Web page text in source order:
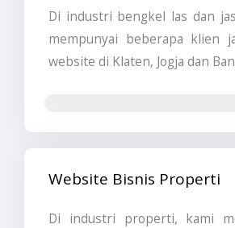
Di industri bengkel las dan
mempunyai beberapa klien
website di Klaten, Jogja dan
Website Bisnis Properti
Di industri properti, kami